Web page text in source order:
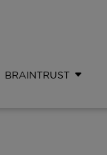
BRAINTRUST